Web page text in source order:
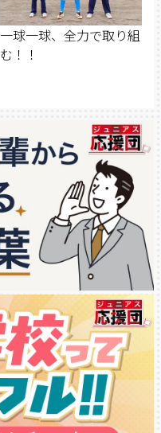
一球一球、全力で取り組
む！！